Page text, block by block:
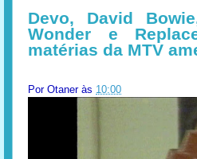
Devo, David
Wonder e
matérias da MTV
Por Otaner às 10:00